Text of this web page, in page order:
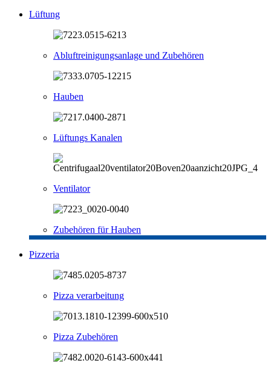
Lüftung
Abluftreinigungsanlage und Zubehören
Hauben
Lüftungs Kanalen
Ventilator
Zubehören für Hauben
Pizzeria
Pizza verarbeitung
Pizza Zubehören